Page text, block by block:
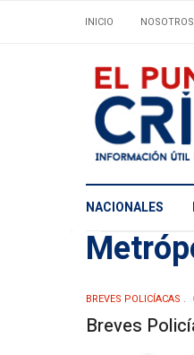
INICIO NOSOTROS
NACIONALES
BREVES POLICÍACAS
Breves